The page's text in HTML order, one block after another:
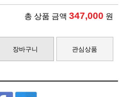
총 상품 금액 347,000 원
장바구니 관심상품